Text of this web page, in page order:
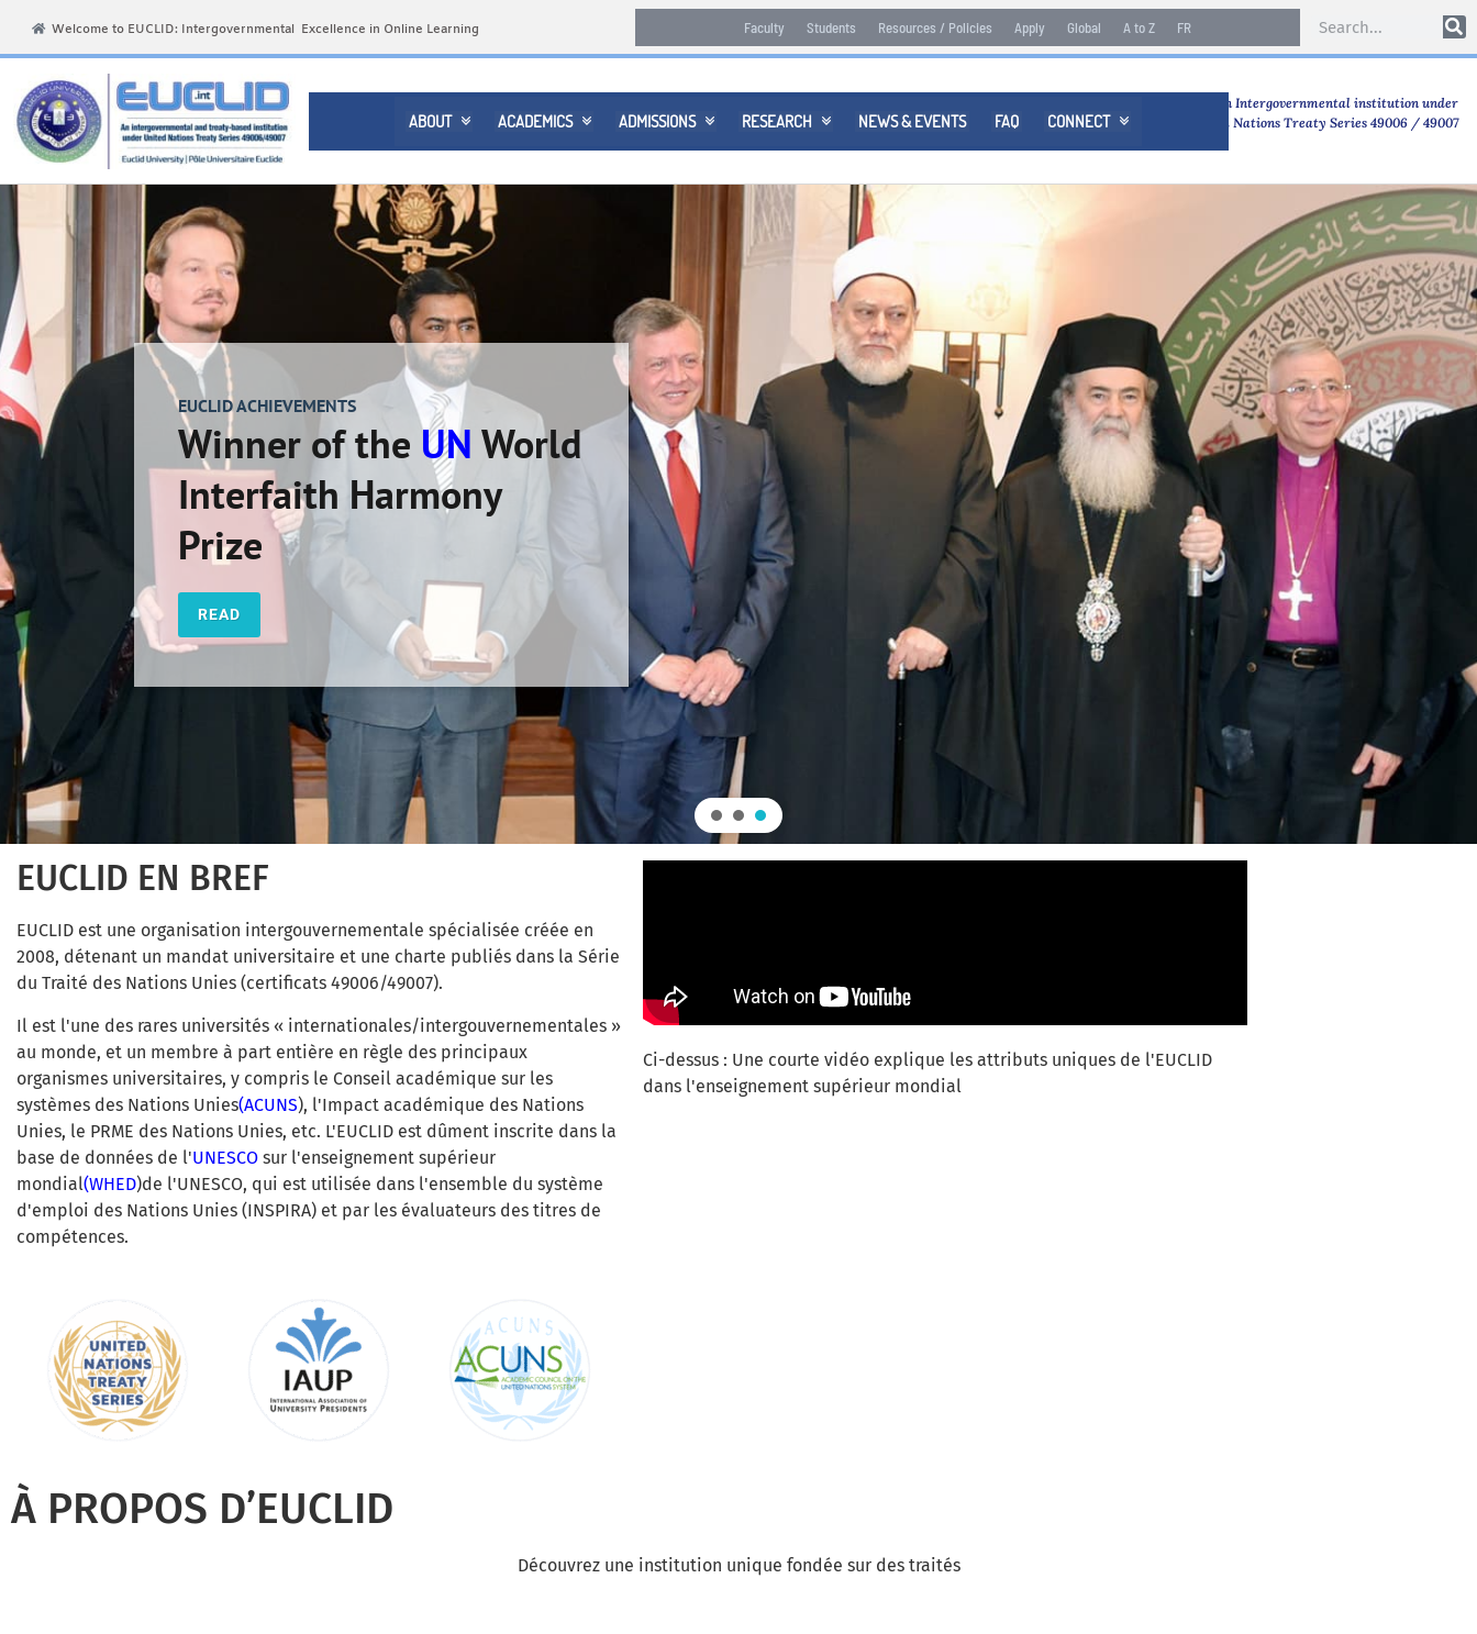
Welcome to EUCLID: Intergovernmental Excellence in Online Learning Faculty Students Resources / Policies Apply Global A to Z FR
ABOUT  ACADEMICS  ADMISSIONS  RESEARCH  NEWS & EVENTS FAQ CONNECT 
An Intergovernmental institution under
United Nations Treaty Series 49006 / 49007
EUCLID ACHIEVEMENTS
Winner of the UN World
Interfaith Harmony
Prize
READ
EUCLID EN BREF
EUCLID est une organisation intergouvernementale spécialisée créée en
2008, détenant un mandat universitaire et une charte publiés dans la Série
du Traité des Nations Unies (certificats 49006/49007).
Il est l'une des rares universités « internationales/intergouvernementales »
au monde, et un membre à part entière en règle des principaux
organismes universitaires, y compris le Conseil académique sur les
systèmes des Nations Unies(ACUNS), l'Impact académique des Nations
Unies, le PRME des Nations Unies, etc. L'EUCLID est dûment inscrite dans la
base de données de l'UNESCO sur l'enseignement supérieur
mondial(WHED)de l'UNESCO, qui est utilisée dans l'ensemble du système
d'emploi des Nations Unies (INSPIRA) et par les évaluateurs des titres de
compétences.
Ci-dessus : Une courte vidéo explique les attributs uniques de l'EUCLID
dans l'enseignement supérieur mondial
À PROPOS D’EUCLID
Découvrez une institution unique fondée sur des traités